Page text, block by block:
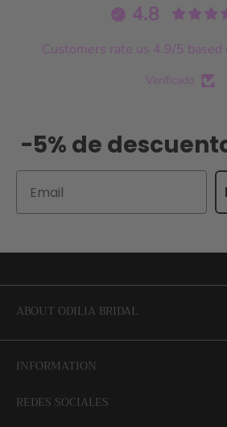
4.8
Customers rate us 4.9/5
Verificado
-5% de
REDES SOCIALES
ABOUT ODILIA BRIDAL
INFORMATION
⭐ Opiniones de Nuestras Novias 👰🏻